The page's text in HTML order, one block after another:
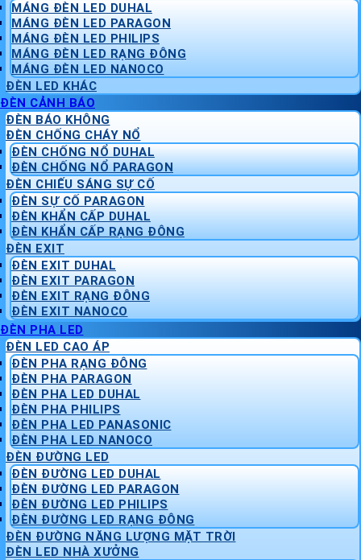
MÁNG ĐÈN LED DUHAL
MÁNG ĐÈN LED PARAGON
MÁNG ĐÈN LED PHILIPS
MÁNG ĐÈN LED RẠNG ĐÔNG
MÁNG ĐÈN LED NANOCO
ĐÈN LED KHÁC
ĐÈN CẢNH BÁO
ĐÈN BÁO KHÔNG
ĐÈN CHỐNG CHÁY NỔ
ĐÈN CHỐNG NỔ DUHAL
ĐÈN CHỐNG NỔ PARAGON
ĐÈN CHIẾU SÁNG SỰ CỐ
ĐÈN SỰ CỐ PARAGON
ĐÈN KHẨN CẤP DUHAL
ĐÈN KHẨN CẤP RẠNG ĐÔNG
ĐÈN EXIT
ĐÈN EXIT DUHAL
ĐÈN EXIT PARAGON
ĐÈN EXIT RẠNG ĐÔNG
ĐÈN EXIT NANOCO
ĐÈN PHA LED
ĐÈN LED CAO ÁP
ĐÈN PHA RẠNG ĐÔNG
ĐÈN PHA PARAGON
ĐÈN PHA LED DUHAL
ĐÈN PHA PHILIPS
ĐÈN PHA LED PANASONIC
ĐÈN PHA LED NANOCO
ĐÈN ĐƯỜNG LED
ĐÈN ĐƯỜNG LED DUHAL
ĐÈN ĐƯỜNG LED PARAGON
ĐÈN ĐƯỜNG LED PHILIPS
ĐÈN ĐƯỜNG LED RẠNG ĐÔNG
ĐÈN ĐƯỜNG NĂNG LƯỢNG MẶT TRỜI
ĐÈN LED NHÀ XƯỞNG